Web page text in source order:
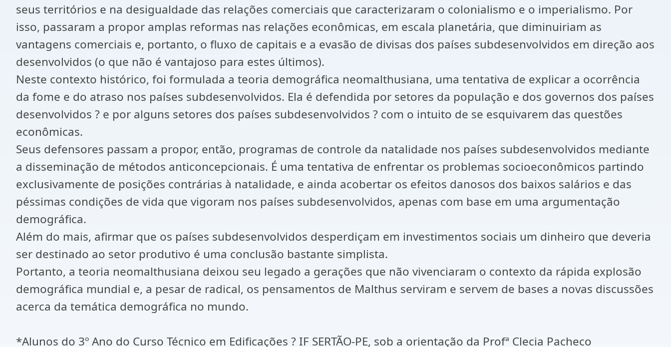
seus territórios e na desigualdade das relações comerciais que caracterizaram o colonialismo e o imperialismo. Por
isso, passaram a propor amplas reformas nas relações econômicas, em escala planetária, que diminuiriam as
vantagens comerciais e, portanto, o fluxo de capitais e a evasão de divisas dos países subdesenvolvidos em direção aos
desenvolvidos (o que não é vantajoso para estes últimos).
Neste contexto histórico, foi formulada a teoria demográfica neomalthusiana, uma tentativa de explicar a ocorrência
da fome e do atraso nos países subdesenvolvidos. Ela é defendida por setores da população e dos governos dos países
desenvolvidos ? e por alguns setores dos países subdesenvolvidos ? com o intuito de se esquivarem das questões
econômicas.
Seus defensores passam a propor, então, programas de controle da natalidade nos países subdesenvolvidos mediante
a disseminação de métodos anticoncepcionais. É uma tentativa de enfrentar os problemas socioeconômicos partindo
exclusivamente de posições contrárias à natalidade, e ainda acobertar os efeitos danosos dos baixos salários e das
péssimas condições de vida que vigoram nos países subdesenvolvidos, apenas com base em uma argumentação
demográfica.
Além do mais, afirmar que os países subdesenvolvidos desperdiçam em investimentos sociais um dinheiro que deveria
ser destinado ao setor produtivo é uma conclusão bastante simplista.
Portanto, a teoria neomalthusiana deixou seu legado a gerações que não vivenciaram o contexto da rápida explosão
demográfica mundial e, a pesar de radical, os pensamentos de Malthus serviram e servem de bases a novas discussões
acerca da temática demográfica no mundo.
*Alunos do 3º Ano do Curso Técnico em Edificações ? IF SERTÃO-PE, sob a orientação da Profª Clecia Pacheco